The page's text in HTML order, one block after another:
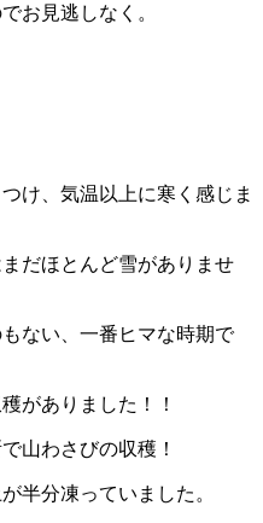
お見逃しなく。
け、気温以上に寒く感じま
だほとんど雪がありませ
ない、一番ヒマな時期で
がありました！！
所で山わさびの収穫！
半分凍っていました。